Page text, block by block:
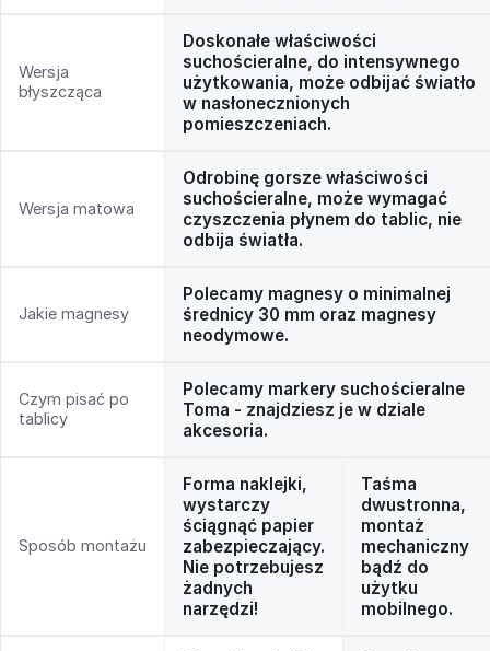
Wersja
błyszcząca
Doskonałe właściwości
suchościeralne, do intensywnego
użytkowania, może odbijać światło
w nasłonecznionych
pomieszczeniach.
Wersja matowa
Odrobinę gorsze właściwości
suchościeralne, może wymagać
czyszczenia płynem do tablic, nie
odbija światła.
Jakie magnesy
Polecamy magnesy o minimalnej
średnicy 30 mm oraz magnesy
neodymowe.
Czym pisać po
tablicy
Polecamy markery suchościeralne
Toma - znajdziesz je w dziale
akcesoria.
Sposób montażu
Forma naklejki,
wystarczy
ściągnąć papier
zabezpieczający.
Nie potrzebujesz
żadnych
narzędzi!
Taśma
dwustronna,
montaż
mechaniczny
bądź do
użytku
mobilnego.